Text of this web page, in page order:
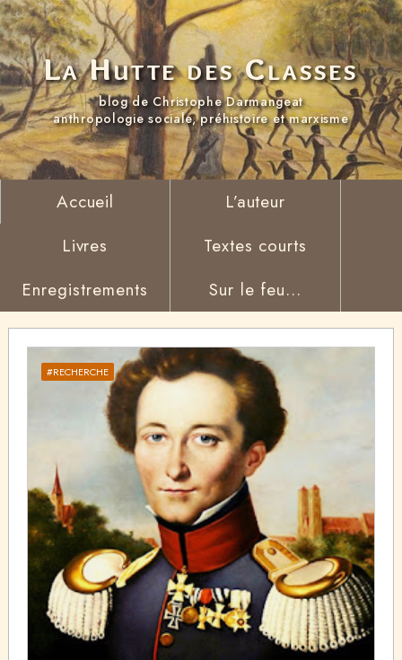
La Hutte des Classes
blog de Christophe Darmangeat
anthropologie sociale, préhistoire et marxisme
Accueil
L’auteur
Livres
Textes courts
Enregistrements
Sur le feu...
#RECHERCHE